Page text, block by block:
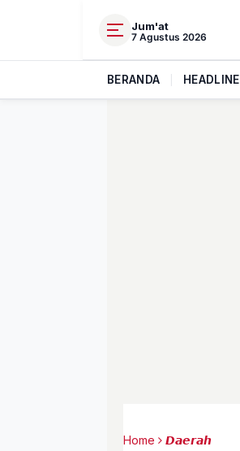
Jum'at
7 Agustus 2026
BERANDA HEADLINE
Home 𝘿𝙖𝙚𝙧𝙖𝙝